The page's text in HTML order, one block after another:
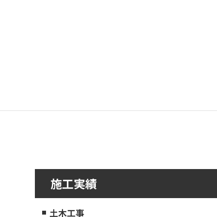
施工実績
土木工事